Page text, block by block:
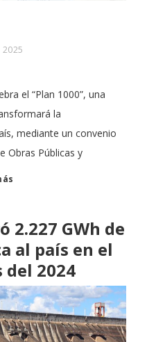
el “Plan 1000”, una
la
mediante un convenio
Obras Públicas y
2.227 GWh de
al país en el
2024